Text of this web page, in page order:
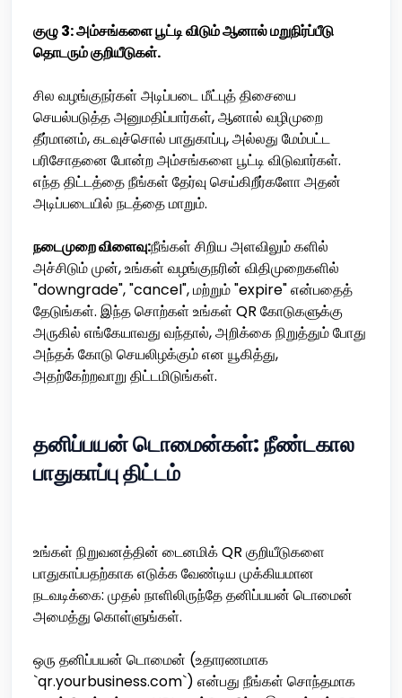
குழு 3: அம்சங்களை பூட்டி விடும் ஆனால் மறுநிர்ப்பீடு
தொடரும் குறியீடுகள்.
சில வழங்குநர்கள் அடிப்படை மீட்புத் திசையை
செயல்படுத்த அனுமதிப்பார்கள், ஆனால் வழிமுறை
தீர்மானம், கடவுச்சொல் பாதுகாப்பு, அல்லது மேம்பட்ட
பரிசோதனை போன்ற அம்சங்களை பூட்டி விடுவார்கள்.
எந்த திட்டத்தை நீங்கள் தேர்வு செய்கிறீர்களோ அதன்
அடிப்படையில் நடத்தை மாறும்.
நடைமுறை விளைவு:நீங்கள் சிறிய அளவிலும் களில்
அச்சிடும் முன், உங்கள் வழங்குநரின் விதிமுறைகளில்
"downgrade", "cancel", மற்றும் "expire" என்பதைத்
தேடுங்கள். இந்த சொற்கள் உங்கள் QR கோடுகளுக்கு
அருகில் எங்கேயாவது வந்தால், அறிக்கை நிறுத்தும் போது
அந்தக் கோடு செயலிழக்கும் என யூகித்து,
அதற்கேற்றவாறு திட்டமிடுங்கள்.
தனிப்பயன் டொமைன்கள்: நீண்டகால
பாதுகாப்பு திட்டம்
உங்கள் நிறுவனத்தின் டைனமிக் QR குறியீடுகளை
பாதுகாப்பதற்காக எடுக்க வேண்டிய முக்கியமான
நடவடிக்கை: முதல் நாளிலிருந்தே தனிப்பயன் டொமைன்
அமைத்து கொள்ளுங்கள்.
ஒரு தனிப்பயன் டொமைன் (உதாரணமாக
`qr.yourbusiness.com`) என்பது நீங்கள் சொந்தமாக